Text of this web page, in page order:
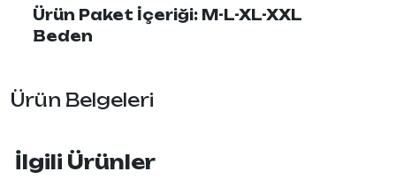
Ürün Paket İçeriği: M-L-XL-XXL
Beden
Ürün Belgeleri
İlgili Ürünler